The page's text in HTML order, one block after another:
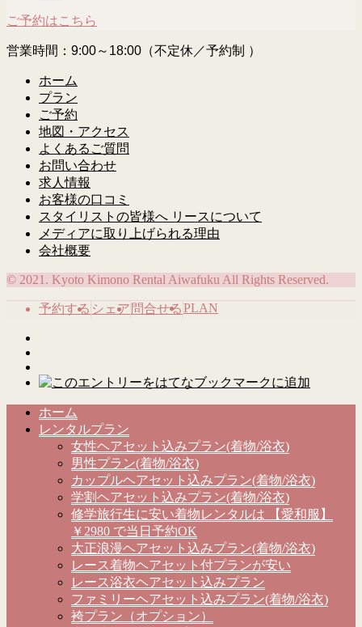
ご予約はこちら
営業時間：9:00～18:00（不定休／予約制 ）
ホーム
プラン
ご予約
地図・アクセス
よくあるご質問
お問い合わせ
求人情報
お客様の口コミ
スタイリストの皆様へ リースについて
メディアに取り上げられる理由
会社概要
© 2021. Kyoto Kimono Rental Aiwafuku All Rights Reserved.
予約する シェア 問合せるPLAN
ホーム
レンタルプラン
女性ヘアセット込みプラン(着物/浴衣)
男性プラン(着物/浴衣)
カップルヘアセット込みプラン(着物/浴衣)
学割ヘアセット込みプラン(着物/浴衣)
修学旅行生に安い着物レンタルは 【愛和服】
￥2980 で当日予約OK
大正浪漫ヘアセット込みプラン(着物/浴衣)
レース着物ヘアセット付プランが安い
レース浴衣ヘアセット込みプラン
ファミリーヘアセット込みプラン(着物/浴衣)
袴プラン（オプション）